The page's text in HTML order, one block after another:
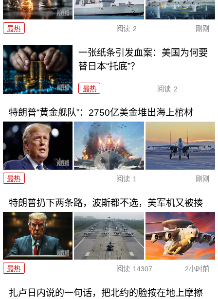
最热 阅读 2 刚刚
一张纸条引发血案：美国为何要
替日本“托底”？
最热 阅读 2
特朗普“黄金舰队”：2750亿美金堆出海上棺材
最热 阅读 1 刚刚
特朗普扔下两条路，波斯都不选，美军机又被揍
最热 阅读 14307 2小时前
扎卢日内说的一句话，把北约的脸按在地上摩擦